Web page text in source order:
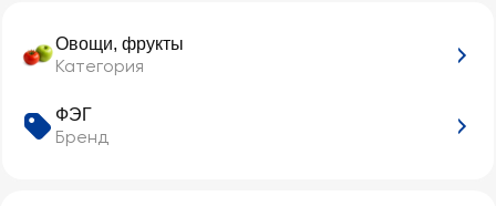
Овощи, фрукты
Категория
ФЭГ
Бренд